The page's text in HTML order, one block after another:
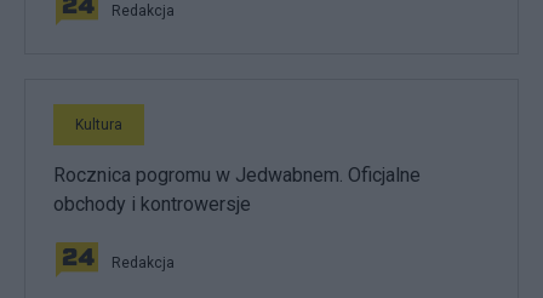
Redakcja
Kultura
Rocznica pogromu w Jedwabnem. Oficjalne
obchody i kontrowersje
Redakcja